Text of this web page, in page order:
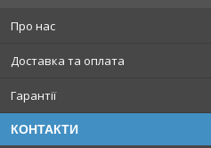
Про нас
Доставка та оплата
Гарантії
КОНТАКТИ